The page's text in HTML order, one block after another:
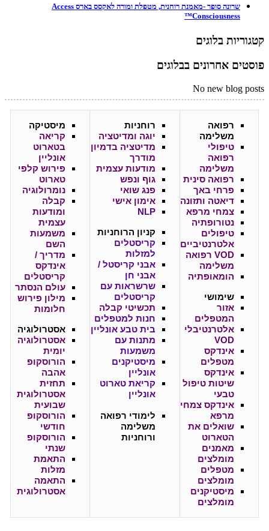
שרונה סופר -מאמנת רוחנית, מטפלת ומורה לאקסס בארס Access
Consciousness™
קטגוריות בלוגים
פוסטים אחרונים בבלוגים
No new blog posts
רפואה
משלימה
טיפולי
רפואה
משלימה
רפואה סינית
פרחי באך
דיאטה ותזונה
צמחי מרפא
נטורופתיה
טיפולים
אלטרנטיביים
VOD רפואה
משלימה
הומאופתיה
שימושי
אזור
המטפלים
אלטרנטיבלי
VOD
אינדקס
מטפלים
אינדקס
שיטות טיפול
טבעי
אינדקס צמחי
מרפא
שואלים את
הטארוט
מאמנים
מומלצים
מטפלים
מומלצים
מיסטיקנים
מומלצים
רוחניות
יוגה ומדיטציה
מדיטציה בדמיון
מודרך
מודעות עצמית
גוף ונפש
פנג שואי
אימון אישי
NLP
קניון הרוחניות
קריסטלים
למזלות
אבני קריסטל /
אבני חן
שרשראות עם
קריסטלים
תכשיטי קבלה
חנות למטפלים
בית טבע אונליין
מתנות עם
משמעות
מיסטיקנים
אונליין
קריאת טארוט
אונליין
לימודי רפואה
משלימה
ורוחניות
מיסטיקה
קריאה
בטארוט
אונליין
פירוש קלפי
טארוט
נומרולוגיה
קבלה
ומודעות
עצמית
משמעות
השם
מדריך /
אינדקס
קריסטלים
עולם הנסתר
מילון פירוש
חלומות
אסטרולוגיה
אסטרולוגיה
יומית
הורוסקופ
אהבה
תחזית
אסטרולוגית
שבועית
הורוסקופ
חודשי
הורוסקופ
שנתי
התאמת
מזלות
התאמה
אסטרולוגית